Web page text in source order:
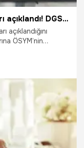
2022 DGS yerleştirme sonuçları açıklandı! DGS okul kayıtları ne zaman? İşte ÖSYM DGS tercih sonuç ekranı!
ÖSYM’nin
sonuç